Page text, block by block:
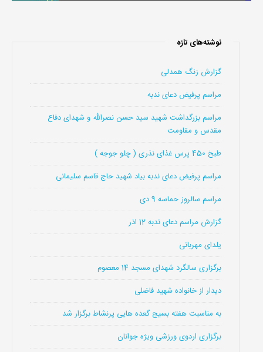
نوشته‌های تازه
گزارش زنگ همدلی
مراسم پرفیض دعای ندبه
مراسم بزرگداشت شهید سید حسن نصرالله و شهدای دفاع
مقدس و مقاومت
طبخ 450 پرس غذای نذری ( چلو جوجه )
مراسم پرفیض دعای ندبه بیاد شهید حاج قاسم سلیمانی
مراسم سالروز حماسه 9 دی
گزارش مراسم دعای ندبه 12 اذر
یلدای مهربانی
برگزاری سالگرد شهدای مسجد 14 معصوم
دیدار از خانواده شهید فاضلی
به مناسبت هفته بسیج گعده هایی پرنشاط برگزار شد
برگزاری اردوی ورزشی ویژه جوانان